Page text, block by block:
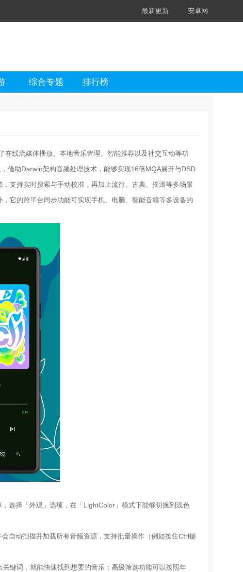
最新更新 安卓网
综合专题 排行榜
线流媒体播放、本地音乐管理、智能推荐以及社交互动等功
借助Darwin架构音频处理技术，能够实现16倍MQA展开与DSD
支持实时搜索与手动校准，再加上流行、古典、摇滚等多场景
它的跨平台同步功能可实现手机、电脑、智能音箱等多设备的
选择「外观」选项，在「LightColor」模式下能够切换到浅色
自动扫描并加载所有音频资源，支持批量操作（例如按住Ctrl键
键词，就能快速找到想要的音乐；高级筛选功能可以按照年